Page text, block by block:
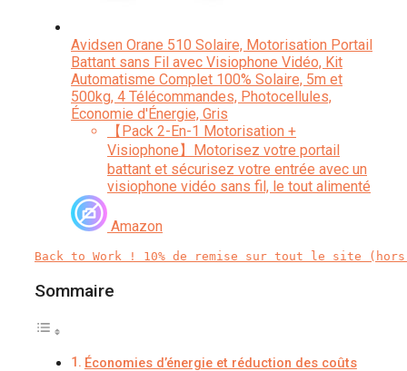
Avidsen Orane 510 Solaire, Motorisation Portail
Battant sans Fil avec Visiophone Vidéo, Kit
Automatisme Complet 100% Solaire, 5m et
500kg, 4 Télécommandes, Photocellules,
Économie d'Énergie, Gris
【Pack 2-En-1 Motorisation +
Visiophone】Motorisez votre portail
battant et sécurisez votre entrée avec un
visiophone vidéo sans fil, le tout alimenté
travaux électriques coûteux — installez
où vous voulez, sans câble secteur.
Amazon
Back to Work ! 10% de remise sur tout le site (hors
Sommaire
Économies d’énergie et réduction des coûts